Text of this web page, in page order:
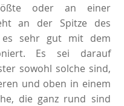
oder an einer
an der Spitze des
es sehr gut mit dem
Es sei darauf
sowohl solche sind,
und oben in einem
die ganz rund sind